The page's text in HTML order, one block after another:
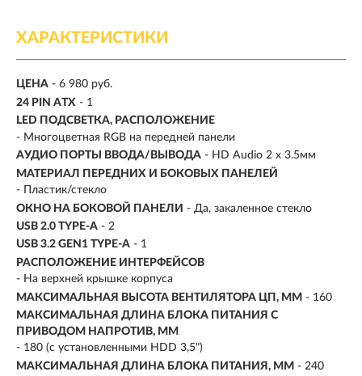
ХАРАКТЕРИСТИКИ
ЦЕНА - 6 980 руб.
24 PIN ATX - 1
LED ПОДСВЕТКА, РАСПОЛОЖЕНИЕ
- Многоцветная RGB на передней панели
АУДИО ПОРТЫ ВВОДА/ВЫВОДА - HD Audio 2 x 3.5мм
МАТЕРИАЛ ПЕРЕДНИХ И БОКОВЫХ ПАНЕЛЕЙ
- Пластик/стекло
ОКНО НА БОКОВОЙ ПАНЕЛИ - Да, закаленное стекло
USB 2.0 TYPE-A - 2
USB 3.2 GEN1 TYPE-A - 1
РАСПОЛОЖЕНИЕ ИНТЕРФЕЙСОВ
- На верхней крышке корпуса
МАКСИМАЛЬНАЯ ВЫСОТА ВЕНТИЛЯТОРА ЦП, ММ - 160
МАКСИМАЛЬНАЯ ДЛИНА БЛОКА ПИТАНИЯ С
ПРИВОДОМ НАПРОТИВ, ММ
- 180 (с установленными HDD 3,5")
МАКСИМАЛЬНАЯ ДЛИНА БЛОКА ПИТАНИЯ, ММ - 240